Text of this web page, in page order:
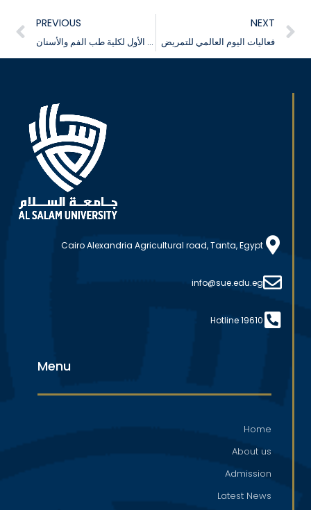
PREVIOUS
تنظيم الملتقى التوظيفي الأول لكلية طب الفم والأسنان
NEXT
فعاليات اليوم العالمي للتمريض
Cairo Alexandria Agricultural road, Tanta, Egypt
info@sue.edu.eg
Hotline 19610
Menu
Home
About us
Admission
Latest News